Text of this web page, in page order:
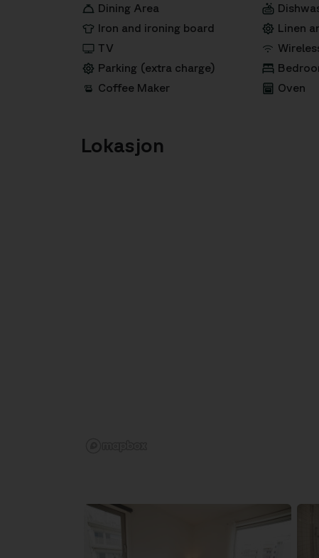
Dining Area
Iron and ironing board
Linen
TV
Parking (extra charge)
Coffee Maker
Oven
Lokasjon